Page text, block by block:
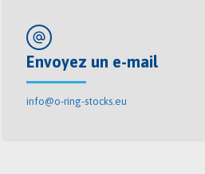
alternate_email
Envoyez un e-mail
info@o-ring-stocks.eu